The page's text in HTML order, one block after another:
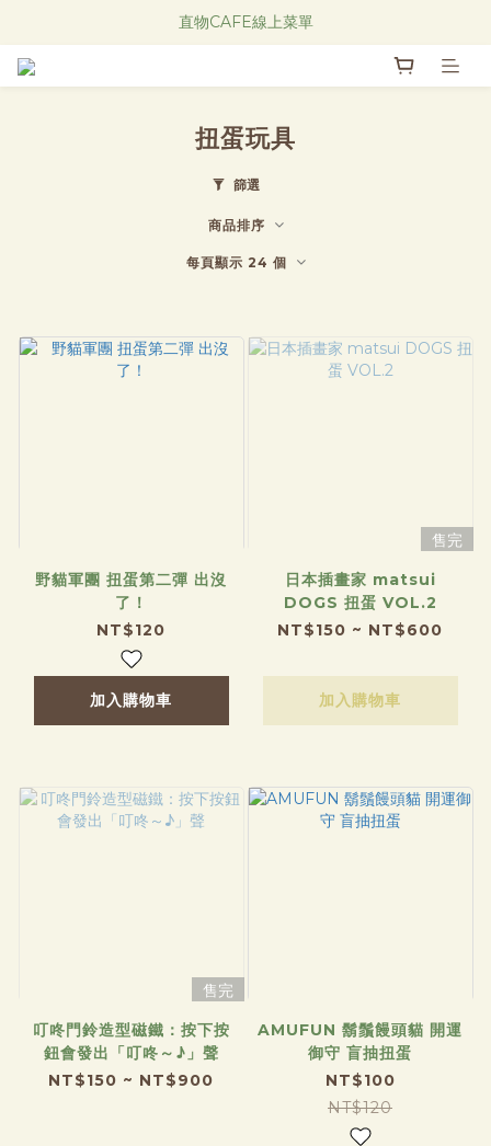
Research Notes 新品發售中！
直物CAFE線上菜單
扭蛋玩具
篩選
商品排序
每頁顯示 24 個
野貓軍團 扭蛋第二彈 出沒
了！
NT$120
加入購物車
售完
日本插畫家 matsui
DOGS 扭蛋 VOL.2
NT$150 ~ NT$600
加入購物車
售完
叮咚門鈴造型磁鐵：按下按
鈕會發出「叮咚～♪」聲
NT$150 ~ NT$900
AMUFUN 鬍鬚饅頭貓 開運
御守 盲抽扭蛋
NT$100
NT$120